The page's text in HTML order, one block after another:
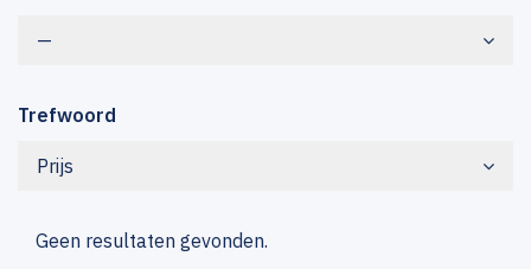
—
Trefwoord
Prijs
Geen resultaten gevonden.